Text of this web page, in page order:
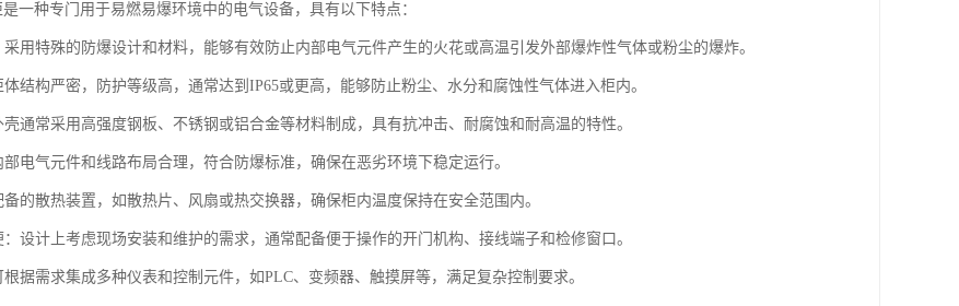
一种专门用于易燃易爆环境中的电气设备，具有以下特点：
用特殊的防爆设计和材料，能够有效防止内部电气元件产生的火花或高温引发外部爆炸性气体或粉尘的爆炸。
结构严密，防护等级高，通常达到IP65或更高，能够防止粉尘、水分和腐蚀性气体进入柜内。
通常采用高强度钢板、不锈钢或铝合金等材料制成，具有抗冲击、耐腐蚀和耐高温的特性。
电气元件和线路布局合理，符合防爆标准，确保在恶劣环境下稳定运行。
的散热装置，如散热片、风扇或热交换器，确保柜内温度保持在安全范围内。
设计上考虑现场安装和维护的需求，通常配备便于操作的开门机构、接线端子和检修窗口。
据需求集成多种仪表和控制元件，如PLC、变频器、触摸屏等，满足复杂控制要求。